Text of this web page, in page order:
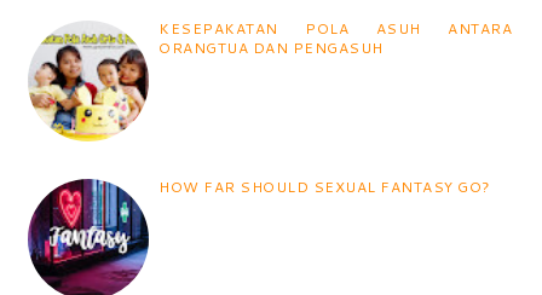
KESEPAKATAN POLA ASUH ANTARA
ORANGTUA DAN PENGASUH
HOW FAR SHOULD SEXUAL FANTASY GO?